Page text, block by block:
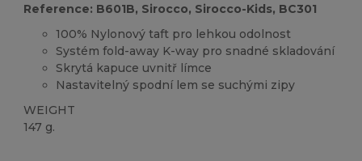
Reference: B601B, Sirocco, Sirocco-Kids, BC301
100% Nylonový taft pro lehkou odolnost
Systém fold-away K-way pro snadné skladování
Skrytá kapuce uvnitř límce
Nastavitelný spodní lem se suchými zipy
WEIGHT
147 g.